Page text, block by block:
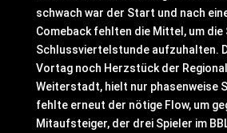
schwach war der Start und nach
Comeback fehlten die Mittel, um die
Schlussviertelstunde aufzuhalten.
Vortag noch Herzstück der
Weiterstadt, hielt nur phasenweise
fehlte erneut der nötige Flow, um
Mitaufsteiger, der drei Spieler im